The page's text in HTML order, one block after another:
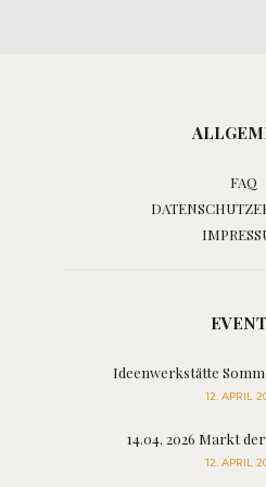
FAQ
Ideenwerkstätte
12. APRIL
14.04. 2026 Markt
12. APRIL